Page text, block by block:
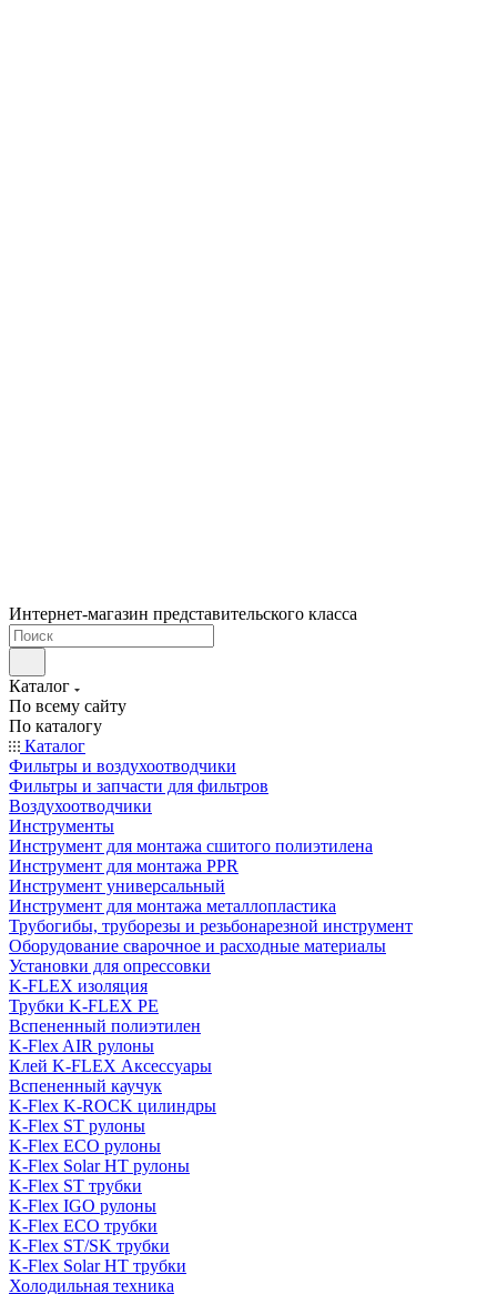
Интернет-магазин представительского класса
Каталог
По всему сайту
По каталогу
Каталог
Фильтры и воздухоотводчики
Фильтры и запчасти для фильтров
Воздухоотводчики
Инструменты
Инструмент для монтажа сшитого полиэтилена
Инструмент для монтажа PPR
Инструмент универсальный
Инструмент для монтажа металлопластика
Трубогибы, труборезы и резьбонарезной инструмент
Оборудование сварочное и расходные материалы
Установки для опрессовки
K-FLEX изоляция
Трубки K-FLEX PE
Вспененный полиэтилен
K-Flex AIR рулоны
Клей K-FLEX Аксессуары
Вспененный каучук
K-Flex K-ROCK цилиндры
K-Flex ST рулоны
K-Flex ECO рулоны
K-Flex Solar HT рулоны
K-Flex ST трубки
K-Flex IGO рулоны
K-Flex ECO трубки
K-Flex ST/SK трубки
K-Flex Solar HT трубки
Холодильная техника